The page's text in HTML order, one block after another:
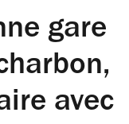
gare
avec